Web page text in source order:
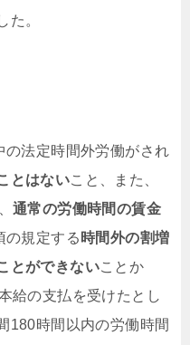
た。
の法定時間外労働がされ
とはないこと、また、
通常の労働時間の賃金
の規定する 時間外の割増
とができないことか
給の支払を受けたとし
180時間以内の労働時間